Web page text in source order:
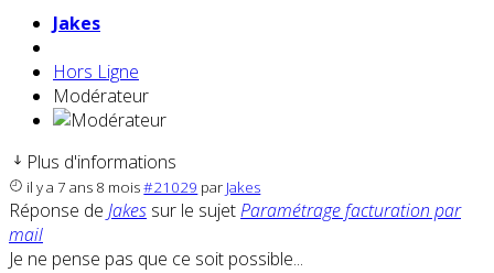
Jakes
Hors Ligne
Modérateur
Plus d'informations
il y a 7 ans 8 mois#21029 par Jakes
Réponse de Jakes sur le sujetParamétrage facturation par
mail
Je ne pense pas que ce soit possible...